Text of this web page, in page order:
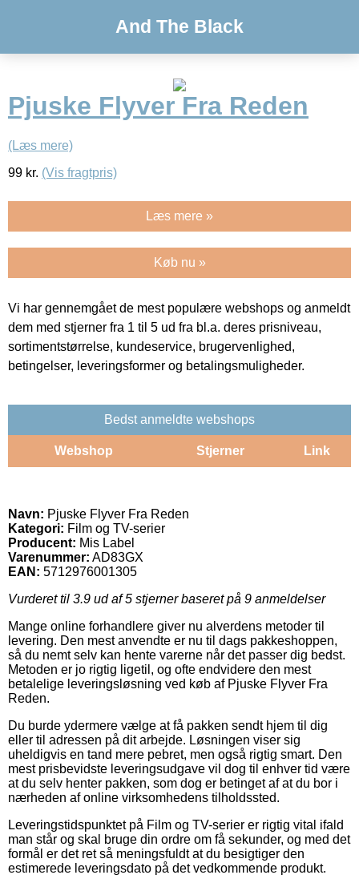
And The Black
Pjuske Flyver Fra Reden
(Læs mere)
99 kr. (Vis fragtpris)
Læs mere »
Køb nu »
Vi har gennemgået de mest populære webshops og anmeldt
dem med stjerner fra 1 til 5 ud fra bl.a. deres prisniveau,
sortimentstørrelse, kundeservice, brugervenlighed,
betingelser, leveringsformer og betalingsmuligheder.
Bedst anmeldte webshops
Webshop Stjerner Link
Navn: Pjuske Flyver Fra Reden
Kategori: Film og TV-serier
Producent: Mis Label
Varenummer: AD83GX
EAN: 5712976001305
Vurderet til 3.9 ud af 5 stjerner baseret på 9 anmeldelser
Mange online forhandlere giver nu alverdens metoder til
levering. Den mest anvendte er nu til dags pakkeshoppen,
så du nemt selv kan hente varerne når det passer dig bedst.
Metoden er jo rigtig ligetil, og ofte endvidere den mest
betalelige leveringsløsning ved køb af Pjuske Flyver Fra
Reden.
Du burde ydermere vælge at få pakken sendt hjem til dig
eller til adressen på dit arbejde. Løsningen viser sig
uheldigvis en tand mere pebret, men også rigtig smart. Den
mest prisbevidste leveringsudgave vil dog til enhver tid være
at du selv henter pakken, som dog er betinget af at du bor i
nærheden af online virksomhedens tilholdssted.
Leveringstidspunktet på Film og TV-serier er rigtig vital ifald
man står og skal bruge din ordre om få sekunder, og med det
formål er det ret så meningsfuldt at du besigtiger den
estimerede leveringsdato på det vedkommende produkt.